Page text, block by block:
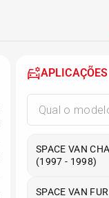
APLICAÇÕES
SPACE VAN
(1997 - 1998)
SPACE VAN